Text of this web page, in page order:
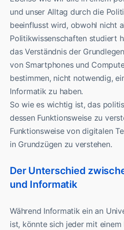
und unser Alltag durch die
beeinflusst wird, obwohl nicht
Politikwissenschaften studiert
das Verständnis der
von Smartphones und
bestimmen, nicht notwendig,
Informatik zu haben.
So wie es wichtig ist, das
dessen Funktionsweise zu
Funktionsweise von digitalen
in Grundzügen zu verstehen.
Der Unterschied
und Informatik
Während Informatik ein an
ist, könnte sich jeder mit